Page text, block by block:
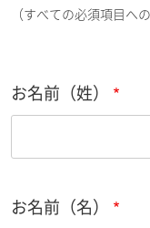
（すべての必須項目へ
お名前（姓）
お名前（名）